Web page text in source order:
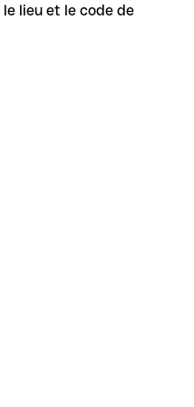
lieu et le code de